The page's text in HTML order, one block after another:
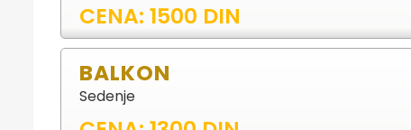
CENA: 1500 DIN
BALKON
Sedenje